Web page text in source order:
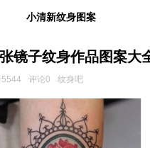
小清新纹身图案
镜子纹身作品图案大
5544 评论0 纹身吧